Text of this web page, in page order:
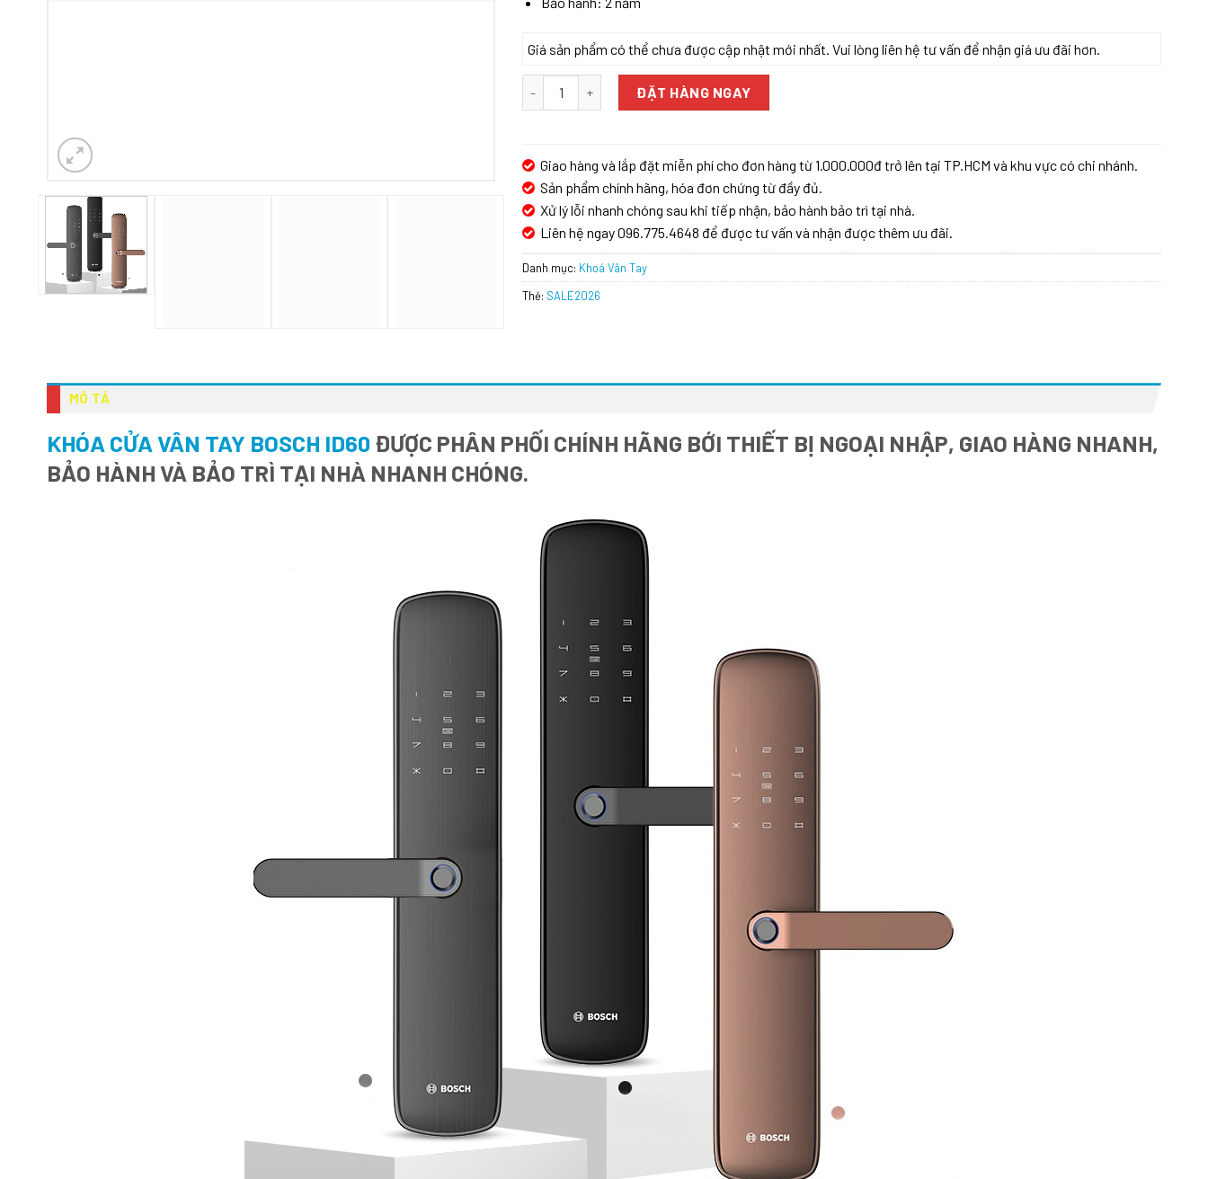
Giá sản phẩm có thể chưa được cập nhật mới nhất. Vui lòng liên hệ tư vấn để nhận giá ưu đãi hơn.
KHÓA CỬA VÂN TAY BOSCH ID60 số lượng
ĐẶT HÀNG NGAY
Giao hàng và lắp đặt miễn phí cho đơn hàng từ 1.000.000đ trở lên tại TP.HCM và khu vực có chi nhánh.
Sản phẩm chính hãng, hóa đơn chứng từ đầy đủ.
Xử lý lỗi nhanh chóng sau khi tiếp nhận, bảo hành bảo trì tại nhà.
Liên hệ ngay 096.775.4648 để được tư vấn và nhận được thêm ưu đãi.
Danh mục: Khoá Vân Tay
Thẻ: SALE2026
MÔ TẢ
KHÓA CỬA VÂN TAY BOSCH ID60 ĐƯỢC PHÂN PHỐI CHÍNH HÃNG BỚI THIẾT BỊ NGOẠI NHẬP, GIAO HÀNG NHANH,
BẢO HÀNH VÀ BẢO TRÌ TẠI NHÀ NHANH CHÓNG.